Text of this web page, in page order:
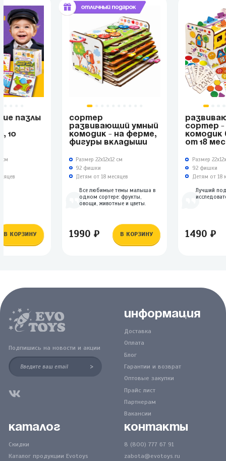
ПАЗЛЫ
10
см
В КОРЗИНУ
СОРТЕР
РАЗВИВАЮЩИЙ УМНЫЙ
КОМОДИК - НА ФЕРМЕ,
ФИГУРЫ ВКЛАДЫШИ
Размер 22х12х12 см
92 фишки
Детям от 18 месяцев
Все любимые темы малыша в
одном сортере: фрукты,
овощи, животные и цветы.
1990 ₽ В КОРЗИНУ
СОРТЕР -
КОМОДИК
ОТ 18
Размер
92 фишки
Детям от 18
Лучший
1490 ₽
Подпишись на новости и акции
>
Информация
Доставка
Оплата
Блог
Гарантии и возврат
Оптовые закупки
Прайс лист
Партнерам
Вакансии
Каталог
Скидки
Каталог продукции Evotoys
Контакты
8 (800) 777 67 91
zabota@evotoys.ru